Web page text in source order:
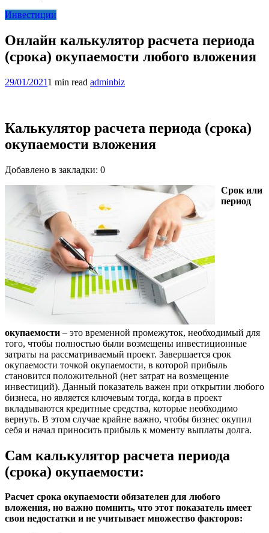
Инвестиции
Онлайн калькулятор расчета периода
(срока) окупаемости любого вложения
29/01/20211 min read adminbiz
Калькулятор расчета периода (срока)
окупаемости вложения
Добавлено в закладки: 0
Срок или
период
окупаемости – это временной промежуток, необходимый для
того, чтобы полностью были возмещены инвестиционные
затраты на рассматриваемый проект. Завершается срок
окупаемости точкой окупаемости, в которой прибыль
становится положительной (нет затрат на возмещение
инвестиций). Данный показатель важен при открытии любого
бизнеса, но является ключевым тогда, когда в проект
вкладываются кредитные средства, которые необходимо
вернуть. В этом случае крайне важно, чтобы бизнес окупил
себя и начал приносить прибыль к моменту выплаты долга.
Сам калькулятор расчета периода
(срока) окупаемости:
Расчет срока окупаемости обязателен для любого
вложения, но важно помнить, что этот показатель имеет
свои недостатки и не учитывает множество факторов: